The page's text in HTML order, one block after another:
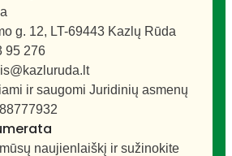
g. 12, LT-69443 Kazlų Rūda
95 276
ir saugomi Juridinių asmenų
naujienlaiškį ir sužinokite